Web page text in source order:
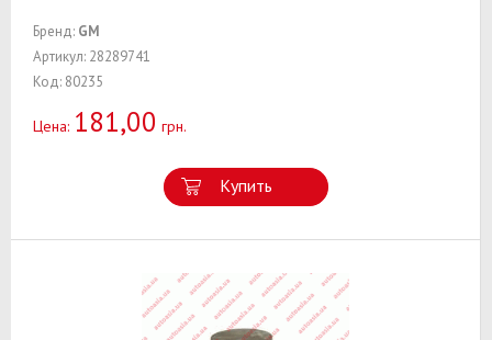
Бренд: GM
Артикул: 28289741
Код: 80235
Цена: 181,00 грн.
Купить